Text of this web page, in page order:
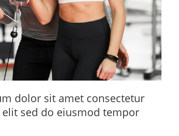
dolor sit amet consectetur
sed do eiusmod tempor